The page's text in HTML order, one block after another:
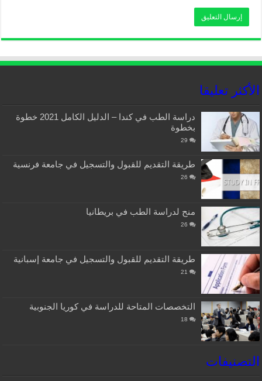
الأكثر تعليقا
دراسة الطب في كندا – الدليل الكامل 2021 خطوة
بخطوة
29
طريقة التقديم للقبول والتسجيل في جامعة فرنسية
26
منح لدراسة الطب في بريطانيا
26
طريقة التقديم للقبول والتسجيل في جامعة إسبانية
21
التخصصات المتاحة للدراسة في كوريا الجنوبية
18
التصنيفات